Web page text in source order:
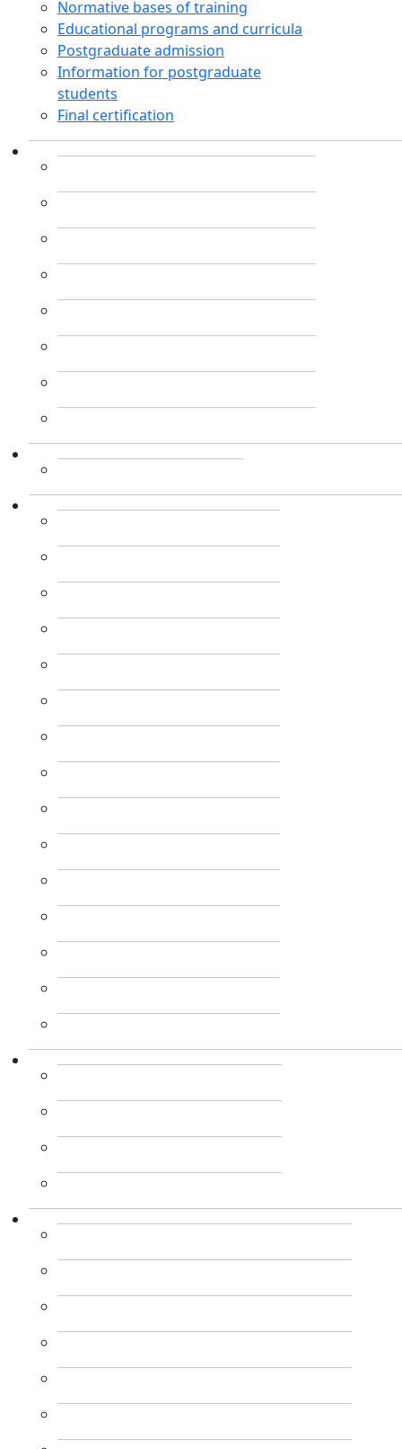
Normative bases of training
Educational programs and curricula
Postgraduate admission
Information for postgraduate
students
Final certification